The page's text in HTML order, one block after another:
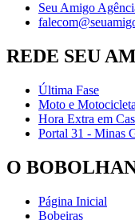
Seu Amigo
REDE SEU
Última Fase
Moto e Motocicleta
Hora Extra em
Portal 31 - Minas
O
Página Inicial
Bobeiras